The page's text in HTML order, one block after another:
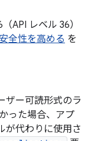
API レベル 36）
全性を高める を
ザー可読形式のラ
った場合、アプ
が代わりに使用さ